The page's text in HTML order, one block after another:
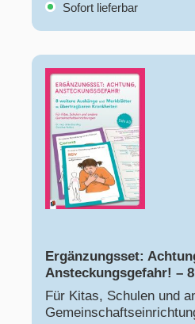
Sofort lieferbar
Ergänzungsset: Achtung,
Ergänzungsset:
Ansteckungsgefahr! –
und Merkblätter zu
Krankheiten
Für Kitas, Schulen und